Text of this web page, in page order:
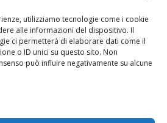
utilizziamo tecnologie come i cookie
alle informazioni del dispositivo. Il
ci permetterà di elaborare dati come il
o ID unici su questo sito. Non
può influire negativamente su alcune
+39 0521 861295